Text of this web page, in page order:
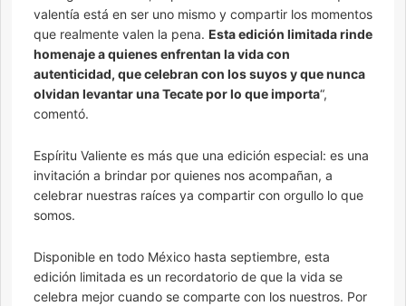
valentía está en ser uno mismo y compartir los momentos
que realmente valen la pena. Esta edición limitada rinde
homenaje a quienes enfrentan la vida con
autenticidad, que celebran con los suyos y que nunca
olvidan levantar una Tecate por lo que importa“,
comentó.
Espíritu Valiente es más que una edición especial: es una
invitación a brindar por quienes nos acompañan, a
celebrar nuestras raíces ya compartir con orgullo lo que
somos.
Disponible en todo México hasta septiembre, esta
edición limitada es un recordatorio de que la vida se
celebra mejor cuando se comparte con los nuestros. Por